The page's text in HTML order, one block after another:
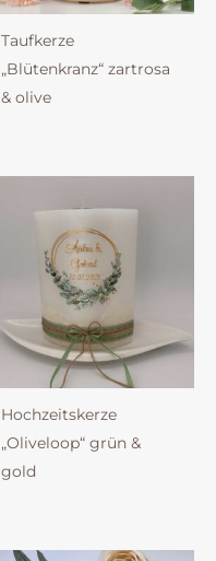
Taufkerze
„Blütenkranz“ zartrosa
& olive
Hochzeitskerze
„Oliveloop“ grün &
gold